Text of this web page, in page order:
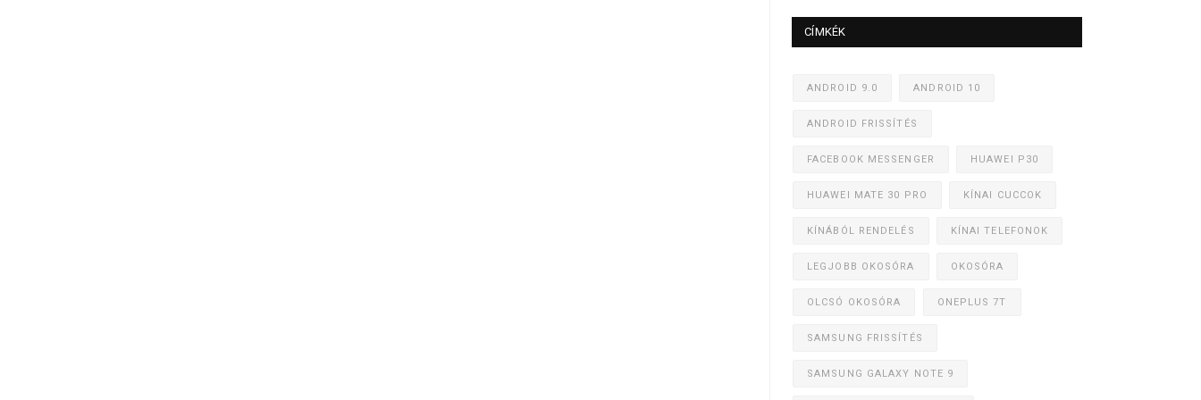
CÍMKÉK
ANDROID 9.0 ANDROID 10
ANDROID FRISSÍTÉS
FACEBOOK MESSENGER HUAWEI P30
HUAWEI MATE 30 PRO KÍNAI CUCCOK
KÍNÁBÓL RENDELÉS KÍNAI TELEFONOK
LEGJOBB OKOSÓRA OKOSÓRA
OLCSÓ OKOSÓRA ONEPLUS 7T
SAMSUNG FRISSÍTÉS
SAMSUNG GALAXY NOTE 9